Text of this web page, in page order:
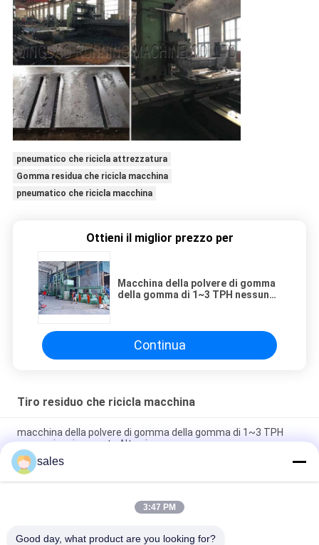
pneumatico che ricicla attrezzatura
Gomma residua che ricicla macchina
pneumatico che ricicla macchina
Ottieni il miglior prezzo per
Macchina della polvere di gomma
della gomma di 1~3 TPH nessun
Continua
Tiro residuo che ricicla macchina
macchina della polvere di gomma della gomma di 1~3 TPH
nessun inquinamento Alta sicurezza
1500kg/H macchina per il riciclaggio di pneumatici residui
Macchina automatica per la polvere di pneumatici
3 - macchinario dell'impianto di riciclaggio della gomma
sales
3:47 PM
Good day, what product are you looking for?